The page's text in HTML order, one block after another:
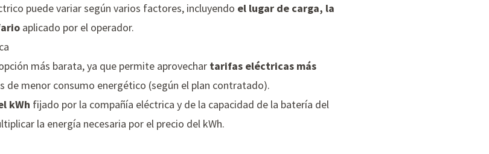
puede variar según varios factores, incluyendo el lugar de carga, la
aplicado por el operador.
más barata, ya que permite aprovechar tarifas eléctricas más
de menor consumo energético (según el plan contratado).
kWh fijado por la compañía eléctrica y de la capacidad de la batería del
la energía necesaria por el precio del kWh.